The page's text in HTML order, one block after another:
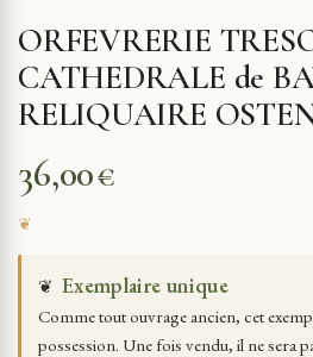
ORFEVRERIE
CATHEDRALE de
RELIQUAIRE
36,00€
❦ Exemplaire unique
Comme tout ouvrage ancien, cet
possession. Une fois vendu, il ne sera